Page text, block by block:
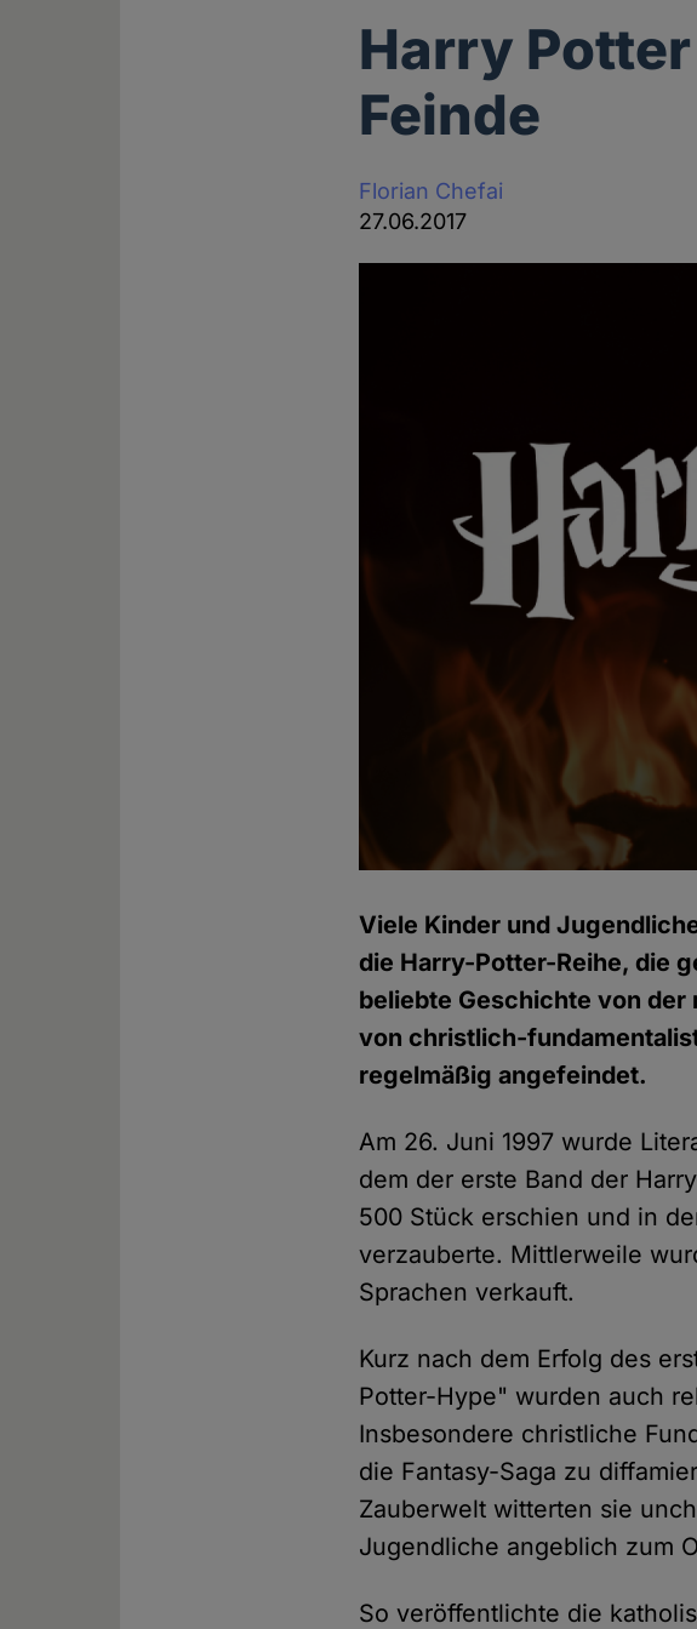
Harry
Feinde
Florian Chefai
27.06.2017
Viele Kinder und
die Harry-Potter-Reihe, die
beliebte Geschichte von der
von christlich-
regelmäßig angefeindet.
Am 26. Juni 1997 wurde
dem der erste Band der
500 Stück erschien und in
verzauberte. Mittlerweile
Sprachen verkauft.
Kurz nach dem Erfolg des
Potter-Hype" wurden auch
Insbesondere christliche
die Fantasy-Saga zu
Zauberwelt witterten sie
Jugendliche angeblich zum
So veröffentlichte die